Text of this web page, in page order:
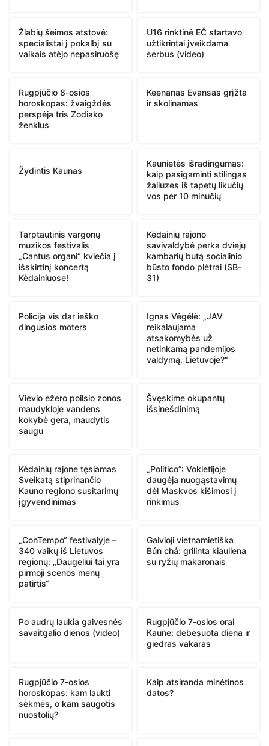
Žlabių šeimos atstovė:
specialistai į pokalbį su
vaikais atėjo nepasiruošę
U16 rinktinė EČ startavo
užtikrintai įveikdama
serbus (video)
Rugpjūčio 8-osios
horoskopas: žvaigždės
perspėja tris Zodiako
ženklus
Keenanas Evansas grįžta
ir skolinamas
Žydintis Kaunas
Kaunietės išradingumas:
kaip pasigaminti stilingas
žaliuzes iš tapetų likučių
vos per 10 minučių
Tarptautinis vargonų
muzikos festivalis
„Cantus organi“ kviečia į
išskirtinį koncertą
Kėdainiuose!
Kėdainių rajono
savivaldybė perka dviejų
kambarių butą socialinio
būsto fondo plėtrai (SB-
31)
Policija vis dar ieško
dingusios moters
Ignas Vėgėlė: „JAV
reikalaujama
atsakomybės už
netinkamą pandemijos
valdymą. Lietuvoje?“
Vievio ežero poilsio zonos
maudykloje vandens
kokybė gera, maudytis
saugu
Švęskime okupantų
išsinešdinimą
Kėdainių rajone tęsiamas
Sveikatą stiprinančio
Kauno regiono susitarimų
įgyvendinimas
„Politico”: Vokietijoje
daugėja nuogąstavimų
dėl Maskvos kišimosi į
rinkimus
„ConTempo“ festivalyje –
340 vaikų iš Lietuvos
regionų: „Daugeliui tai yra
pirmoji scenos menų
patirtis“
Gaivioji vietnamietiška
Bún chả: grilinta kiauliena
su ryžių makaronais
Po audrų laukia gaivesnės
savaitgalio dienos (video)
Rugpjūčio 7-osios orai
Kaune: debesuota diena ir
giedras vakaras
Rugpjūčio 7-osios
horoskopas: kam laukti
sėkmės, o kam saugotis
nuostolių?
Kaip atsiranda minėtinos
datos?